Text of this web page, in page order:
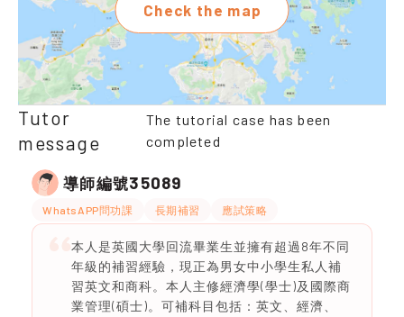
Check the map
Tutor
message
The tutorial case has been
completed
導師編號35089
WhatsAPP問功課 長期補習 應試策略
本人是英國大學回流畢業生並擁有超過8年不同
年級的補習經驗，現正為男女中小學生私人補
習英文和商科。本人主修經濟學(學士)及國際商
業管理(碩士)。可補科目包括：英文、經濟、